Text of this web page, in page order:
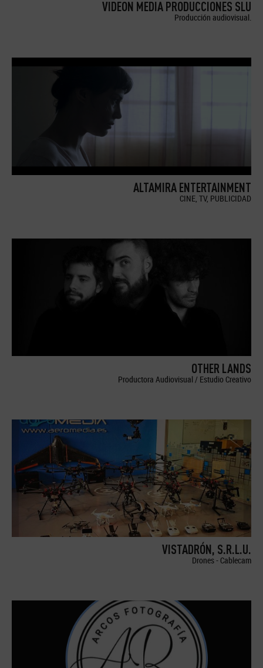
VIDEON MEDIA PRODUCCIONES SLU
Producción audiovisual.
ALTAMIRA ENTERTAINMENT
CINE, TV, PUBLICIDAD
OTHER LANDS
Productora Audiovisual / Estudio Creativo
VISTADRÓN, S.R.L.U.
Drones - Cablecam